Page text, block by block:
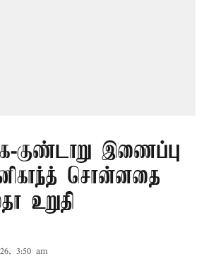
குண்டாறு இணைப்பு
சொன்னதை
உறுதி
3:50 am